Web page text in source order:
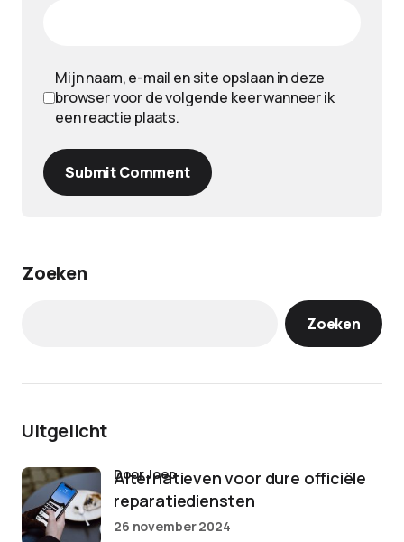
Mijn naam, e-mail en site opslaan in deze
browser voor de volgende keer wanneer ik
een reactie plaats.
Submit Comment
Zoeken
Zoeken
Uitgelicht
Alternatieven voor dure officiële
reparatiediensten
door Joep
26 november 2024